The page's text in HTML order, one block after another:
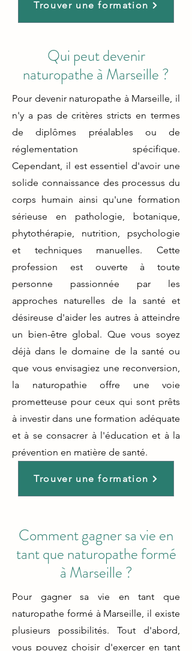
Trouver une formation
Qui peut devenir
naturopathe à Marseille ?
Pour devenir naturopathe à Marseille, il
n'y a pas de critères stricts en termes
de diplômes préalables ou de
réglementation spécifique.
Cependant, il est essentiel d'avoir une
solide connaissance des processus du
corps humain ainsi qu'une formation
sérieuse en pathologie, botanique,
phytothérapie, nutrition, psychologie
et techniques manuelles. Cette
profession est ouverte à toute
personne passionnée par les
approches naturelles de la santé et
désireuse d'aider les autres à atteindre
un bien-être global. Que vous soyez
déjà dans le domaine de la santé ou
que vous envisagiez une reconversion,
la naturopathie offre une voie
prometteuse pour ceux qui sont prêts
à investir dans une formation adéquate
et à se consacrer à l'éducation et à la
prévention en matière de santé.
Trouver une formation
Comment gagner sa vie en
tant que naturopathe formé
à Marseille ?
Pour gagner sa vie en tant que
naturopathe formé à Marseille, il existe
plusieurs possibilités. Tout d'abord,
vous pouvez choisir d'exercer en tant